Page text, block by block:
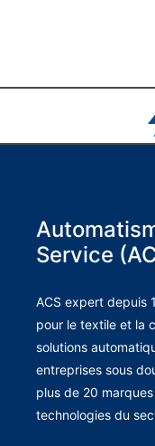
Service
ACS expert depuis
pour le textile et la
solutions
entreprises sous
plus de 20
technologies du